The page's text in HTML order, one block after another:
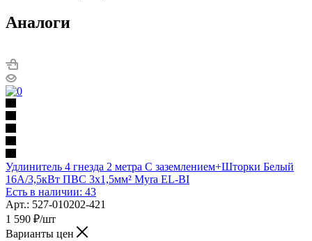
Аналоги
Удлинитель 4 гнезда 2 метра С заземлением+Шторки Белый
16А/3,5кВт ПВС 3х1,5мм² Myra EL-BI
Есть в наличии: 43
Арт.: 527-010202-421
1 590 ₽/шт
Варианты цен